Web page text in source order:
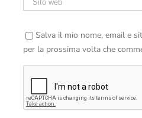
Salva il mio nome, email e
per la prossima volta che